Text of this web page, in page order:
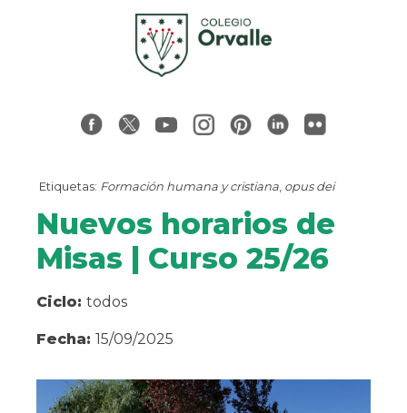
Etiquetas: Formación humana y cristiana, opus dei
Nuevos horarios de
Misas | Curso 25/26
Ciclo: todos
Fecha: 15/09/2025